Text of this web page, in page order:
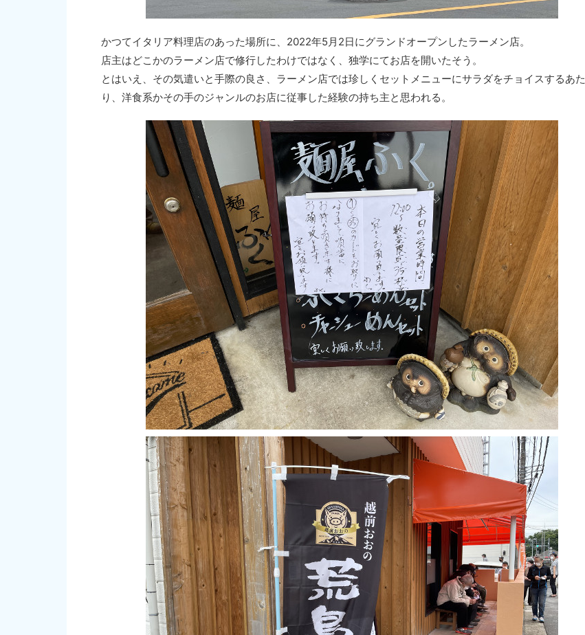
かつてイタリア料理店のあった場所に、2022年5月2日にグランドオープンしたラーメン店。
店主はどこかのラーメン店で修行したわけではなく、独学にてお店を開いたそう。
とはいえ、その気遣いと手際の良さ、ラーメン店では珍しくセットメニューにサラダをチョイスするあた
り、洋食系かその手のジャンルのお店に従事した経験の持ち主と思われる。